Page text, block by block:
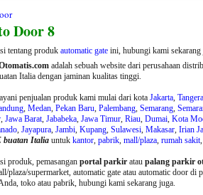
Door 8
tentang produk automatic gateini, hubungi kami sekarang
adalah sebuah website dari perusahaan
Italia dengan jaminan kualitas tinggi.
penjualan produk kami mulai dari kota Jakarta,
, Medan, Pekan Baru, Palembang, Semarang,
, Jawa Barat, Jababeka, Jawa Timur, Riau, Dumai, Kota
, Jayapura, Jambi, Kupang, Sulawesi, Makasar, Irian
buatan Italia untuk kantor, pabrik, mall/plaza, rumah sakit
produk, pemasangan portal parkiratau palang parkir
plaza/supermarket, automatic gate atau automatic door di
toko atau pabrik, hubungi kami sekarang juga.